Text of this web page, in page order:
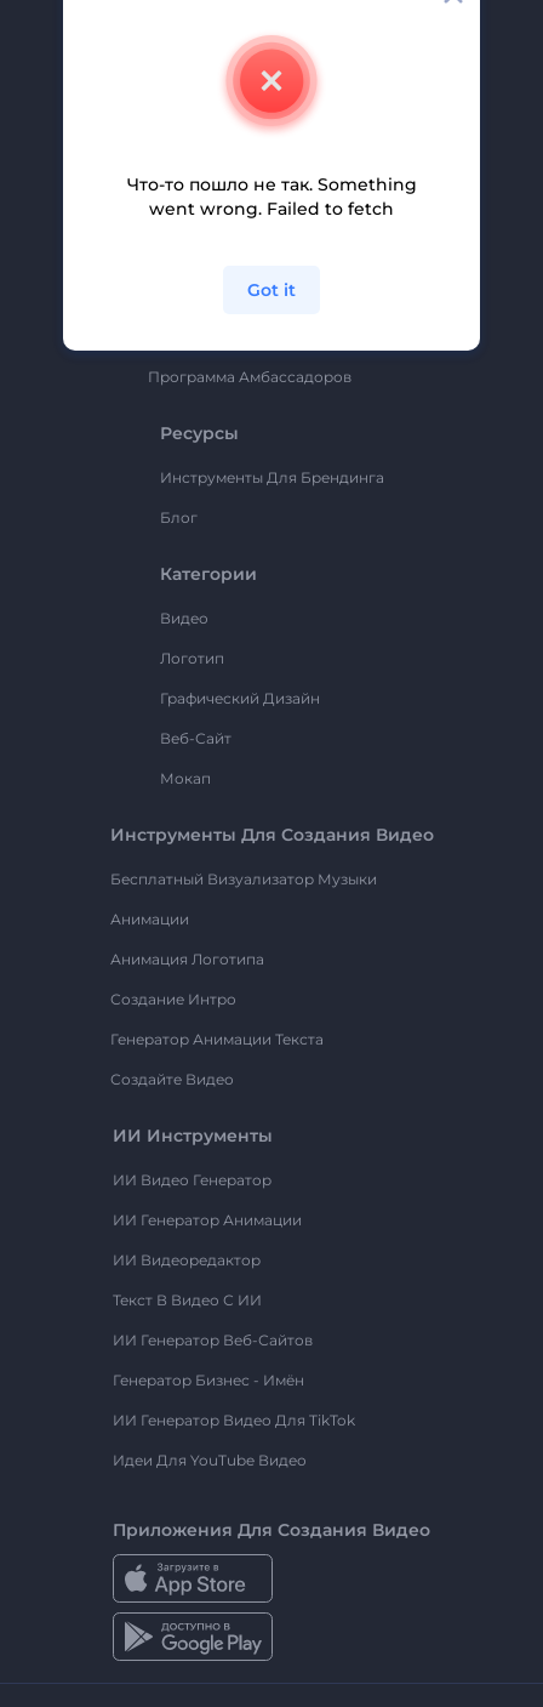
Свяжитесь С Нами
Помощь И Поддержка
Партнерская Программа
Политика Конфиденциальности
Программа Амбассадоров
Ресурсы
Инструменты Для Брендинга
Блог
Категории
Видео
Логотип
Графический Дизайн
Веб-Сайт
Мокап
Инструменты Для Создания Видео
Бесплатный Визуализатор Музыки
Анимации
Анимация Логотипа
Создание Интро
Генератор Анимации Текста
Создайте Видео
ИИ Инструменты
ИИ Видео Генератор
ИИ Генератор Анимации
ИИ Видеоредактор
Текст В Видео С ИИ
ИИ Генератор Веб-Сайтов
Генератор Бизнес - Имён
ИИ Генератор Видео Для TikTok
Идеи Для YouTube Видео
Приложения Для Создания Видео
Что-то пошло не так. Something
went wrong. Failed to fetch
Got it